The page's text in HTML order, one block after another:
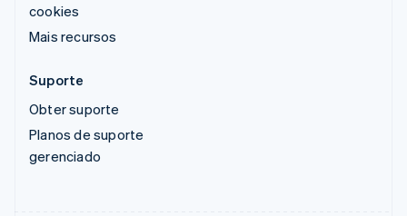
cookies
Mais recursos
Suporte
Obter suporte
Planos de suporte
gerenciado